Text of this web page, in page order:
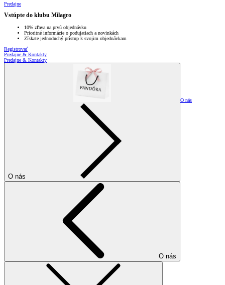
Predajne
Vstúpte do klubu Milagro
10% zľava na prvú objednávku
Prioritné informácie o podujatiach a novinkách
Získate jednoduchý prístup k svojim objednávkam
Registrovať
Predajne & Kontakty
Predajne & Kontakty
O nás
O nás
O nás